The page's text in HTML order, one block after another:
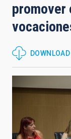
promover
DOWNLOAD